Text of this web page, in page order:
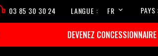
DEVENEZ CONCESSIONNAIRE
03 85 30 30 24 LANGUE
FR
PAYS